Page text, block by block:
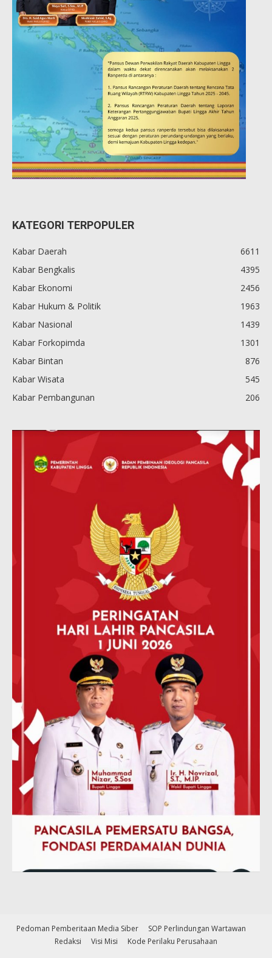
KATEGORI TERPOPULER
Kabar Daerah
6611
Kabar Bengkalis
4395
Kabar Ekonomi
2456
Kabar Hukum & Politik
1963
Kabar Nasional
1439
Kabar Forkopimda
1301
Kabar Bintan
876
Kabar Wisata
545
Kabar Pembangunan
206
Pedoman Pemberitaan Media Siber
SOP Perlindungan Wartawan
Redaksi
Visi Misi Kode Perilaku Perusahaan